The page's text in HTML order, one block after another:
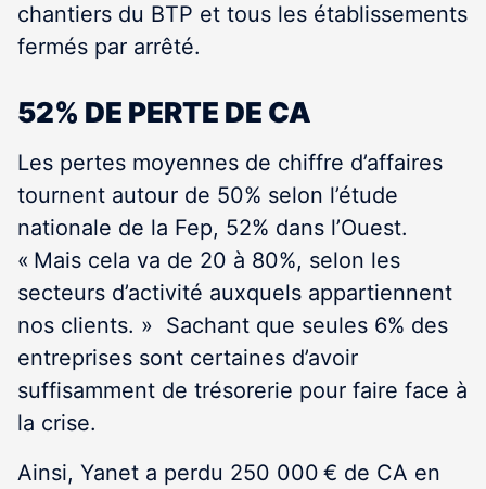
chantiers du BTP et tous les établissements
fermés par arrêté.
52% DE PERTE DE CA
Les pertes moyennes de chiffre d’affaires
tournent autour de 50% selon l’étude
nationale de la Fep, 52% dans l’Ouest.
« Mais cela va de 20 à 80%, selon les
secteurs d’activité auxquels appartiennent
nos clients. » Sachant que seules 6% des
entreprises sont certaines d’avoir
suffisamment de trésorerie pour faire face à
la crise.
Ainsi, Yanet a perdu 250 000 € de CA en